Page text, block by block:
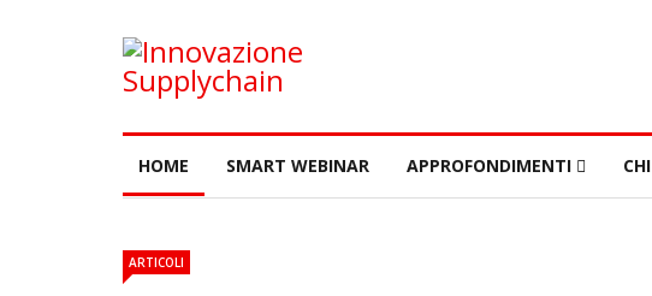
HOME SMART WEBINAR APPROFONDIMENTI
ARTICOLI